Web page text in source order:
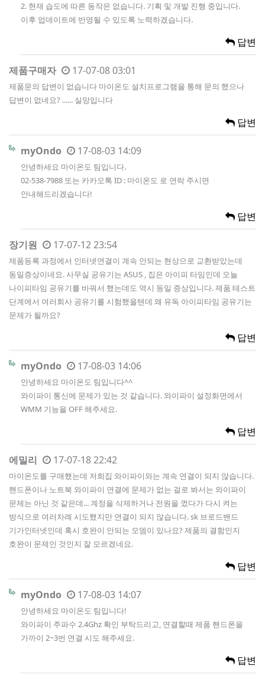
2. 현재 습도에 따른 동작은 없습니다. 기획 및 개발 진행 중입니다.
이후 업데이트에 반영될 수 있도록 노력하겠습니다.
답변
제품구매자 17-07-08 03:01
제품문의 답변이 없습니다 마이온도 설치프로그램을 통해 문의 했으나
답변이 없네요? ...... 실망입니다
답변
myOndo 17-08-03 14:09
안녕하세요 마이온도 팀입니다.
02-538-7988 또는 카카오톡 ID : 마이온도 로 연락 주시면
안내해드리겠습니다!
답변
장기원 17-07-12 23:54
제품등록 과정에서 인터넷연결이 계속 안되는 현상으로 교환받았는데
동일증상이네요. 사무실 공유기는 ASUS , 집은 아이피 타임인데 오늘
나이피타임 공유기를 바꿔서 했는데도 역시 동일 증상입니다. 제품 테스트
단계에서 여러회사 공유기를 시험했을텐데 왜 유독 아이피타임 공유기는
문제가 될까요?
답변
myOndo 17-08-03 14:06
안녕하세요 마이온도 팀입니다^^
와이파이 통신에 문제가 있는 것 같습니다. 와이파이 설정화면에서
WMM 기능을 OFF 해주세요.
답변
에밀리 17-07-18 22:42
마이온도를 구매했는데 저희집 와이파이와는 계속 연결이 되지 않습니다.
핸드폰이나 노트북 와이파이 연결에 문제가 없는 걸로 봐서는 와이파이
문제는 아닌 것 같은데... 계정을 삭제하거나 전원을 껐다가 다시 켜는
방식으로 여러차례 시도했지만 연결이 되지 않습니다. sk 브로드밴드
기가인터넷인데 혹시 호완이 안되는 모뎀이 있나요? 제품의 결함인지
호완이 문제인 것인지 잘 모르겠네요.
답변
myOndo 17-08-03 14:07
안녕하세요 마이온도 팀입니다!
와이파이 주파수 2.4Ghz 확인 부탁드리고, 연결할때 제품 핸드폰을
가까이 2~3번 연결 시도 해주세요.
답변